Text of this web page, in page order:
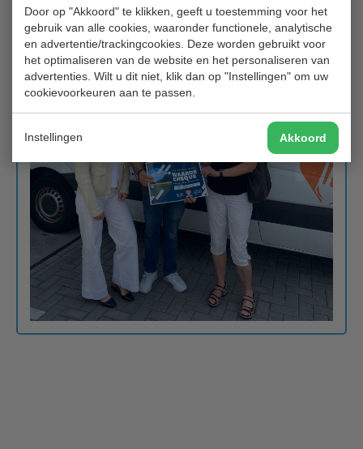
Door op "Akkoord" te klikken, geeft u toestemming voor het
gebruik van alle cookies, waaronder functionele, analytische
en advertentie/trackingcookies. Deze worden gebruikt voor
het optimaliseren van de website en het personaliseren van
advertenties. Wilt u dit niet, klik dan op "Instellingen" om uw
cookievoorkeuren aan te passen.
Instellingen Akkoord
Groet vanuit de Weco en Events!